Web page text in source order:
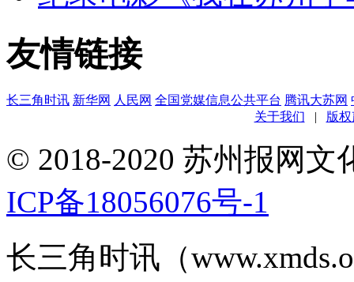
友情链接
长三角时讯 新华网 人民网 全国党媒信息公共平台 腾讯大苏网
关于我们
| 版
© 2018-2020 苏州报网
ICP备18056076号-1
长三角时讯（